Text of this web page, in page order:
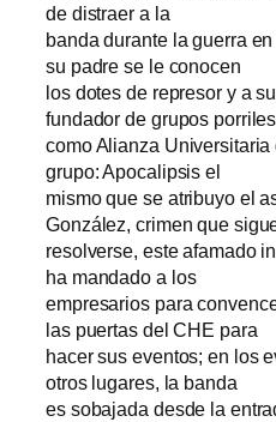
de distraer a la
banda durante la guerra
su padre se le conocen
los dotes de represor y a
fundador de grupos porriles
como Alianza
grupo: Apocalipsis el
mismo que se atribuyo el
González, crimen que
resolverse, este afamado
ha mandado a los
empresarios para
las puertas del CHE para
hacer sus eventos; en los
otros lugares, la banda
es sobajada desde la